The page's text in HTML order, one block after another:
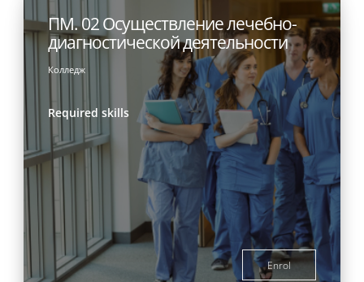
ПМ. 02 Осуществление лечебно-
диагностической деятельности
Колледж
Required skills
Enrol